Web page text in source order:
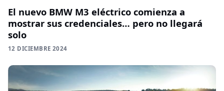
El nuevo BMW M3 eléctrico comienza a
mostrar sus credenciales… pero no llegará
solo
12 DICIEMBRE 2024